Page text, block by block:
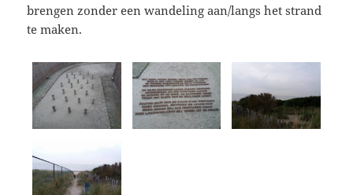
brengen zonder een wandeling aan/langs het strand
te maken.